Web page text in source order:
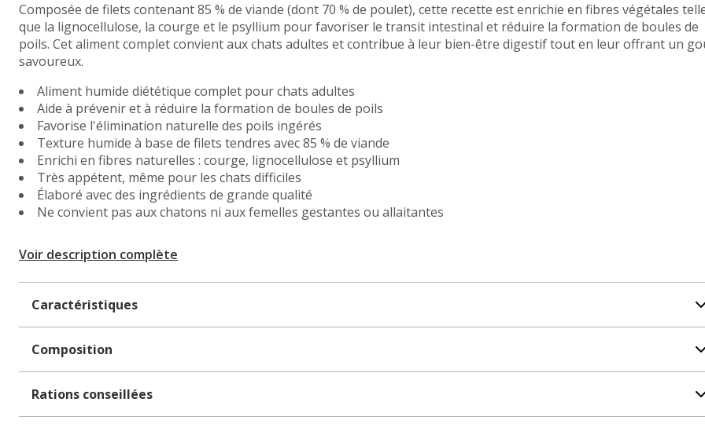
Composée de filets contenant 85 % de viande (dont 70 % de poulet), cette recette est enrichie en fibres végétales
que la lignocellulose, la courge et le psyllium pour favoriser le transit intestinal et réduire la formation de boules de
poils. Cet aliment complet convient aux chats adultes et contribue à leur bien-être digestif tout en leur offrant un
savoureux.
Aliment humide diététique complet pour chats adultes
Aide à prévenir et à réduire la formation de boules de poils
Favorise l'élimination naturelle des poils ingérés
Texture humide à base de filets tendres avec 85 % de viande
Enrichi en fibres naturelles : courge, lignocellulose et psyllium
Très appétent, même pour les chats difficiles
Élaboré avec des ingrédients de grande qualité
Ne convient pas aux chatons ni aux femelles gestantes ou allaitantes
Voir description complète
Caractéristiques
Composition
Rations conseillées